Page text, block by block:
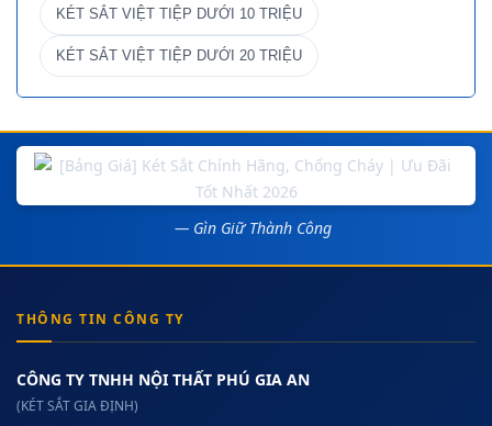
KÉT SẮT VIỆT TIỆP DƯỚI 10 TRIỆU
KÉT SẮT VIỆT TIỆP DƯỚI 20 TRIỆU
— Gìn Giữ Thành Công
THÔNG TIN CÔNG TY
CÔNG TY TNHH NỘI THẤT PHÚ GIA AN
(KÉT SẮT GIA ĐỊNH)